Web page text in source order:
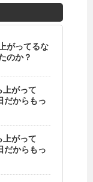
がってるな
のか？
上がって
だからもっ
上がって
だからもっ